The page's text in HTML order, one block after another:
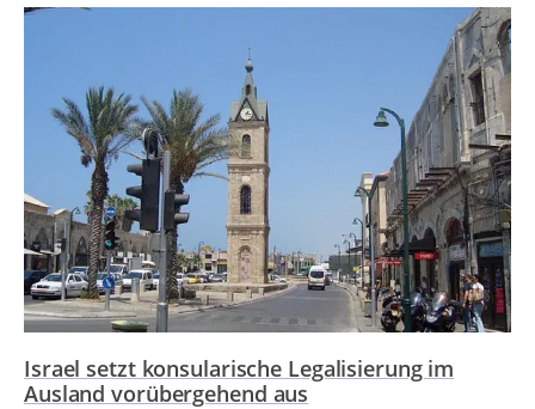
Israel setzt konsularische Legalisierung im
Ausland vorübergehend aus